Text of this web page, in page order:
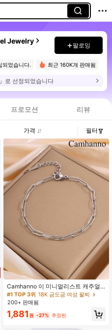
Jewelry
팔로잉
되었습니다. 최근 160K개 판매됨
로 선정되었습니다
프로모션 리뷰
가격 필터
Camhanno 이 미니멀리스트 캐주얼
하고 패셔너블한 스테인리스 스틸 라
운드 스네이크 및 플랫 스네이크 팔찌
는 일상 착용에 적합하며, 커플 선물로
도 이상적인 선택입니다.
#1 TOP 3위 18K 금도금 여성 팔찌
200+ 판매됨
1,881 원 -27% 추정된